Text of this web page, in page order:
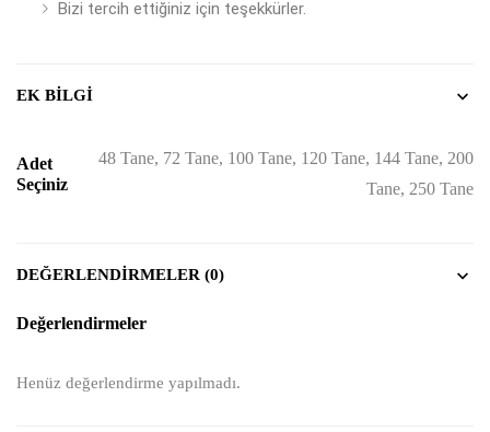
Bizi tercih ettiğiniz için teşekkürler.
EK BILGI
Adet
Seçiniz
48 Tane, 72 Tane, 100 Tane, 120 Tane, 144 Tane, 200
Tane, 250 Tane
DEĞERLENDIRMELER (0)
Değerlendirmeler
Henüz değerlendirme yapılmadı.